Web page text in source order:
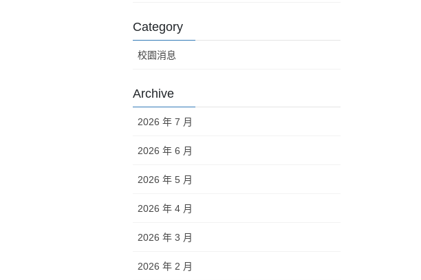
Category
校園消息
Archive
2026 年 7 月
2026 年 6 月
2026 年 5 月
2026 年 4 月
2026 年 3 月
2026 年 2 月